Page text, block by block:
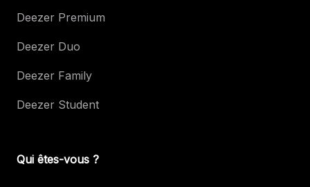
Deezer Premium
Deezer Duo
Deezer Family
Deezer Student
Qui êtes-vous ?